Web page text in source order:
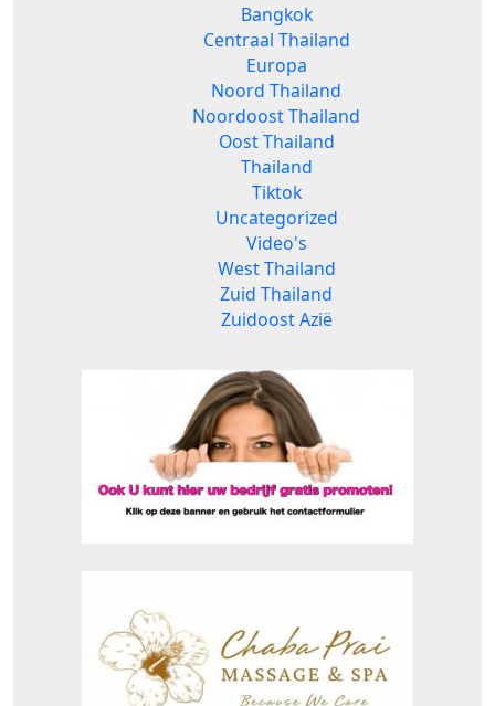
Bangkok
Centraal Thailand
Europa
Noord Thailand
Noordoost Thailand
Oost Thailand
Thailand
Tiktok
Uncategorized
Video's
West Thailand
Zuid Thailand
Zuidoost Azië